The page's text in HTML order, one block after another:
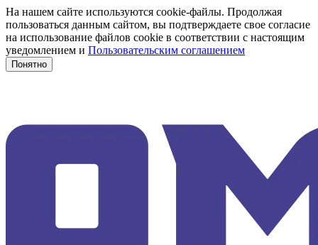
На нашем сайте используются cookie-файлы. Продолжая
пользоваться данным сайтом, вы подтверждаете свое согласие
на использование файлов cookie в соответствии с настоящим
уведомлением и Пользовательским соглашением
Понятно